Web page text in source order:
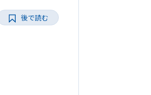
後で読む